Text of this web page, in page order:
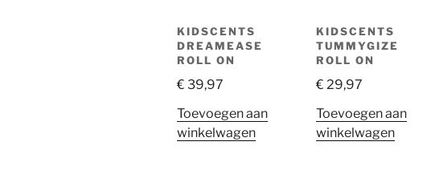
KIDSCENTS
DREAMEASE
ROLL ON
€ 39,97
Toevoegen aan
winkelwagen
KIDSCENTS
TUMMYGIZE
ROLL ON
€ 29,97
Toevoegen aan
winkelwagen